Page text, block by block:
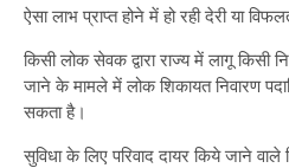
ऐसा लाभ प्राप्त होने में हो रही देरी या
किसी लोक सेवक द्वारा राज्य में लागू किसी
जाने के मामले में लोक शिकायत निवारण
सकता है।
सुविधा के लिए परिवाद दायर किये जाने वाले